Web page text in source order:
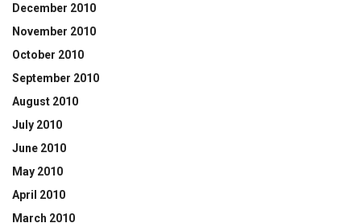
December 2010
November 2010
October 2010
September 2010
August 2010
July 2010
June 2010
May 2010
April 2010
March 2010